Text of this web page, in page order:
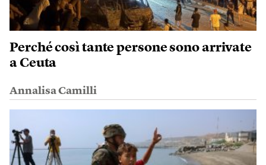
Perché così tante persone sono arrivate
a Ceuta
Annalisa Camilli